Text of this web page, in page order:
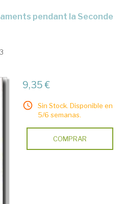
9,35 €
Sin Stock. Disponible en
5/6 semanas.
COMPRAR